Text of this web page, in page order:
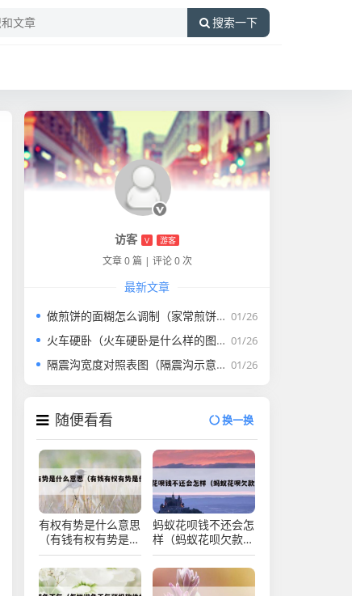
搜索一下
访客 V 游客
文章 0 篇 | 评论 0 次
最新文章
01/26
做煎饼的面糊怎么调制（家常煎饼的面糊怎么调）
01/26
火车硬卧（火车硬卧是什么样的图片）
01/26
隔震沟宽度对照表图（隔震沟示意图）
随便看看 换一换
有权有势是什么意思
（有钱有权有势是什
么意思）
蚂蚁花呗钱不还会怎
样（蚂蚁花呗欠款不
还）